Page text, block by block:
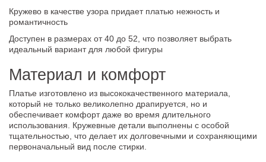
Кружево в качестве узора придает платью нежность и
романтичность
Доступен в размерах от 40 до 52, что позволяет выбрать
идеальный вариант для любой фигуры
Материал и комфорт
Платье изготовлено из высококачественного материала,
который не только великолепно драпируется, но и
обеспечивает комфорт даже во время длительного
использования. Кружевные детали выполнены с особой
тщательностью, что делает их долговечными и сохраняющими
первоначальный вид после стирки.